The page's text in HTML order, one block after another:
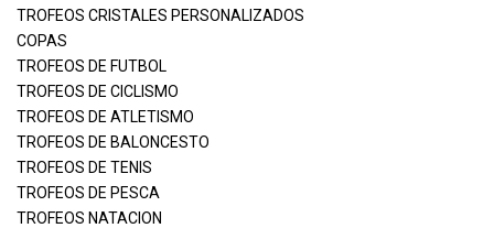
TROFEOS CRISTALES PERSONALIZADOS
COPAS
TROFEOS DE FUTBOL
TROFEOS DE CICLISMO
TROFEOS DE ATLETISMO
TROFEOS DE BALONCESTO
TROFEOS DE TENIS
TROFEOS DE PESCA
TROFEOS NATACION